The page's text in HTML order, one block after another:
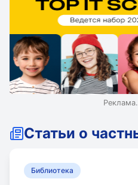
Статьи о
Библиотека